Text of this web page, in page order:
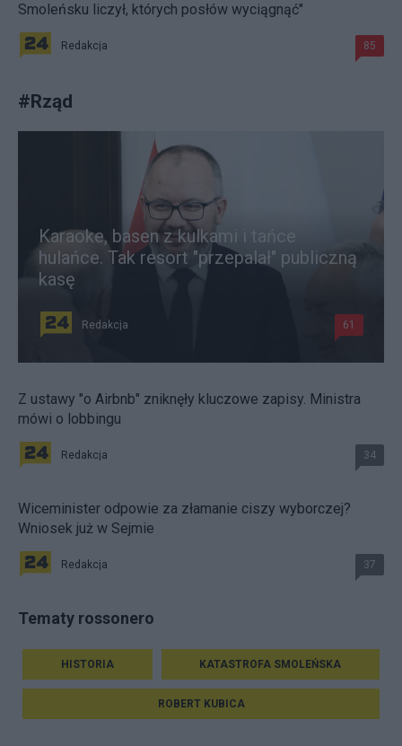
Smoleńsku liczył, których posłów wyciągnąć"
Redakcja 85
#Rząd
Karaoke, basen z kulkami i tańce
hulańce. Tak resort "przepalał" publiczną
kasę
Redakcja 61
Z ustawy "o Airbnb" zniknęły kluczowe zapisy. Ministra
mówi o lobbingu
Redakcja 34
Wiceminister odpowie za złamanie ciszy wyborczej?
Wniosek już w Sejmie
Redakcja 37
Tematy rossonero
HISTORIA KATASTROFA SMOLEŃSKA
ROBERT KUBICA